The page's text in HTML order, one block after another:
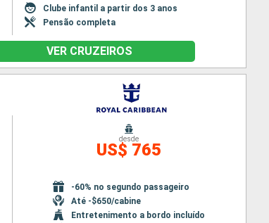
Clube infantil a partir dos 3 anos
Pensão completa
VER CRUZEIROS
desde
US$ 765
-60% no segundo passageiro
Até -$650/cabine
Entretenimento a bordo incluído